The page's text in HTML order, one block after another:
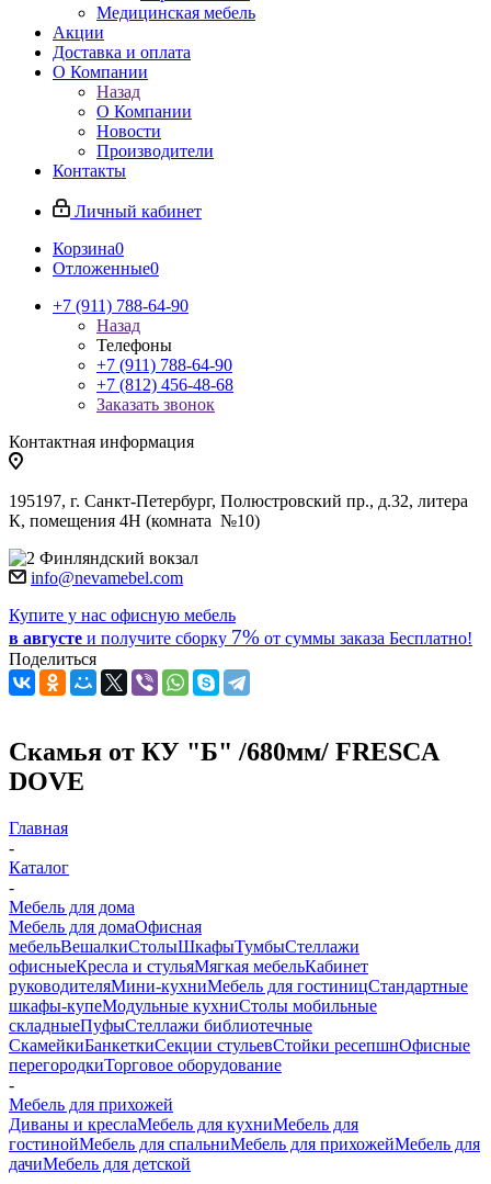
Медицинская мебель
Акции
Доставка и оплата
О Компании
Назад
О Компании
Новости
Производители
Контакты
Личный кабинет
Корзина0
Отложенные0
+7 (911) 788-64-90
Назад
Телефоны
+7 (911) 788-64-90
+7 (812) 456-48-68
Заказать звонок
Контактная информация
195197, г. Санкт-Петербург, Полюстровский пр., д.32, литера
К, помещения 4Н (комната №10)
Финляндский вокзал
info@nevamebel.com
Купите у нас офисную мебель
в августе и получите сборку 7% от суммы заказа Бесплатно!
Поделиться
Скамья от КУ "Б" /680мм/ FRESCA
DOVE
Главная
-
Каталог
-
Мебель для дома
Мебель для домаОфисная
мебельВешалкиСтолыШкафыТумбыСтеллажи
офисныеКресла и стульяМягкая мебельКабинет
руководителяМини-кухниМебель для гостиницСтандартные
шкафы-купеМодульные кухниСтолы мобильные
складныеПуфыСтеллажи библиотечные
СкамейкиБанкеткиСекции стульевСтойки ресепшнОфисные
перегородкиТорговое оборудование
-
Мебель для прихожей
Диваны и креслаМебель для кухниМебель для
гостинойМебель для спальниМебель для прихожейМебель для
дачиМебель для детской